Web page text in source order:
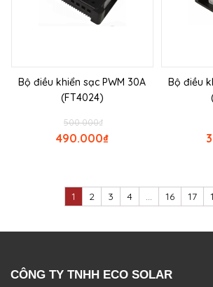
Bộ điều khiển sạc PWM 30A
(FT4024)
₫
500.000
₫
490.000
Bộ điều
1 2 3 4 … 16 17
CÔNG TY TNHH ECO SOLAR